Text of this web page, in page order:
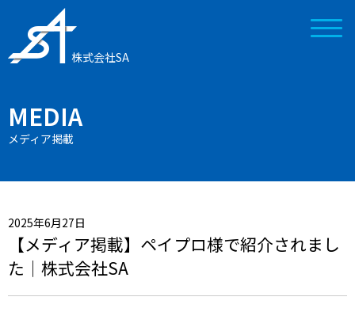
株式会社SA
MEDIA
メディア掲載
2025年6月27日
【メディア掲載】ペイプロ様で紹介されまし
た｜株式会社SA